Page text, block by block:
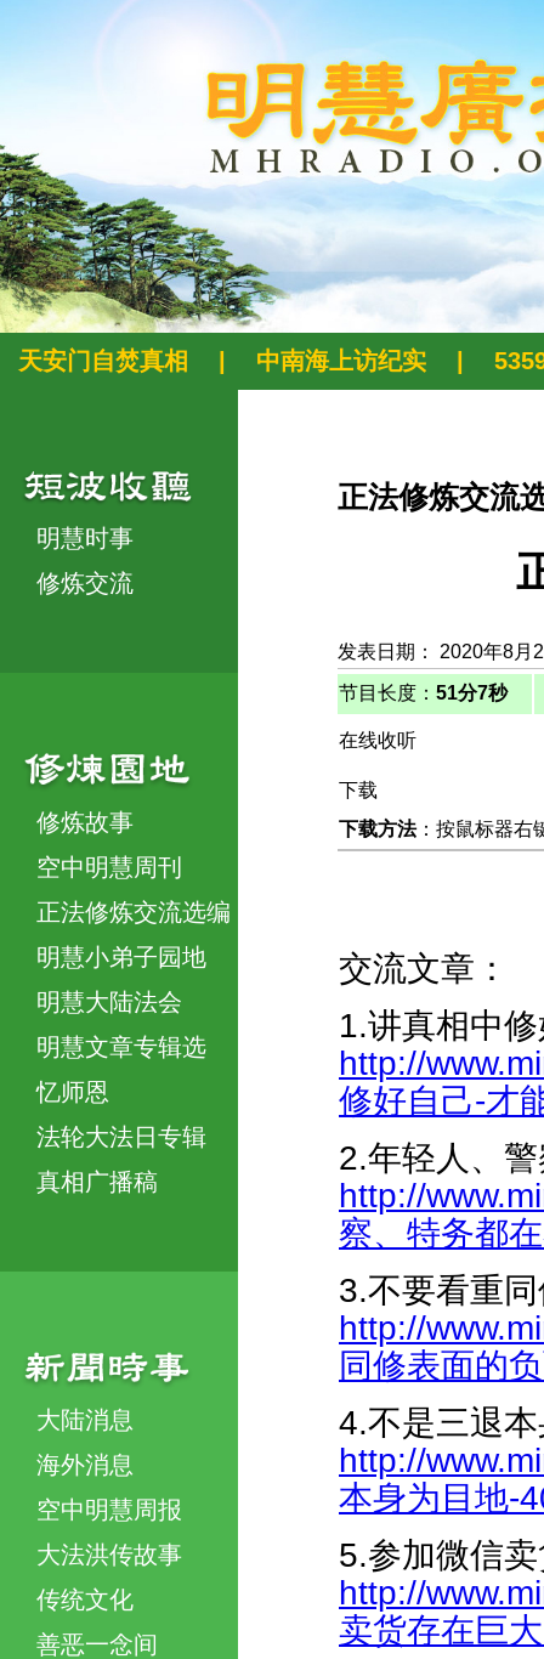
天安门自焚真相 中南海上访纪实
明慧时事
修炼交流
修炼故事
空中明慧周刊
正法修炼交流选编
明慧小弟子园地
明慧大陆法会
明慧文章专辑选
忆师恩
法轮大法日专辑
真相广播稿
大陆消息
海外消息
空中明慧周报
大法洪传故事
传统文化
善恶一念间
正法修炼交流
发表日期： 2020年8月
节目长度： 51分7秒
在线收听
下载
下载方法：按鼠标器右
交流文章：
1.讲真相中
http://
修好自己-才
2.年轻人、
http://
察、特务都
3.不要看重
http://
同修表面的
4.不是三退
http://
本身为目地-
5.参加微信
http://
卖货存在巨